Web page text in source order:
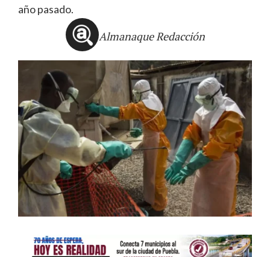
año pasado.
Almanaque Redacción